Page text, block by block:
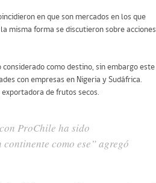
en que son mercados en los que
misma forma se discutieron sobre acciones
como destino, sin embargo este
con empresas en Nigeria y Sudáfrica.
de frutos secos.
ProChile ha sido
como ese” agregó